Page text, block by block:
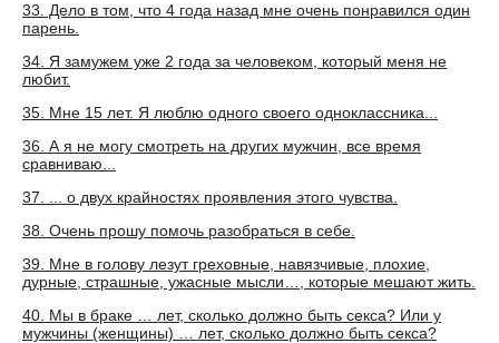
33. Дело в том, что 4 года назад мне очень понравился один
парень.
34. Я замужем уже 2 года за человеком, который меня не
любит.
35. Мне 15 лет. Я люблю одного своего одноклассника...
36. А я не могу смотреть на других мужчин, все время
сравниваю...
37. ... о двух крайностях проявления этого чувства.
38. Очень прошу помочь разобраться в себе.
39. Мне в голову лезут греховные, навязчивые, плохие,
дурные, страшные, ужасные мысли…, которые мешают жить.
40. Мы в браке … лет, сколько должно быть секса? Или у
мужчины (женщины) … лет, сколько должно быть секса?